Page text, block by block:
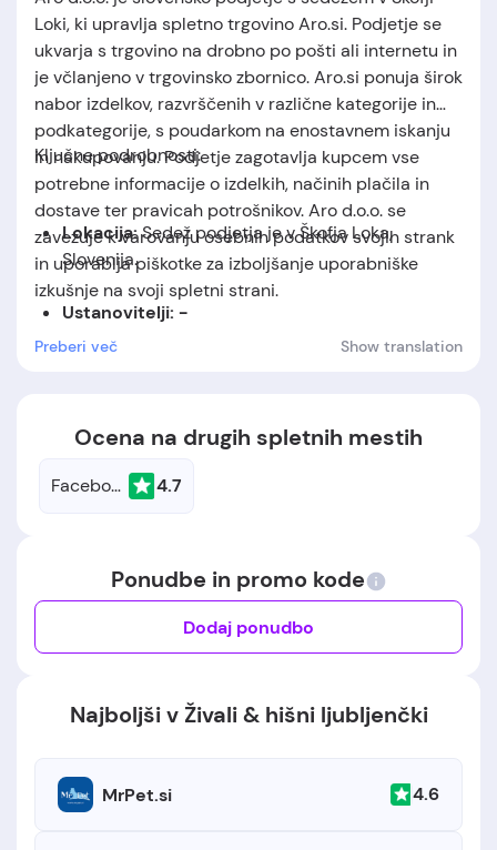
Loki, ki upravlja spletno trgovino Aro.si. Podjetje se
ukvarja s trgovino na drobno po pošti ali internetu in
je včlanjeno v trgovinsko zbornico. Aro.si ponuja širok
nabor izdelkov, razvrščenih v različne kategorije in
podkategorije, s poudarkom na enostavnem iskanju
in nakupovanju. Podjetje zagotavlja kupcem vse
potrebne informacije o izdelkih, načinih plačila in
dostave ter pravicah potrošnikov. Aro d.o.o. se
zavezuje k varovanju osebnih podatkov svojih strank
in uporablja piškotke za izboljšanje uporabniške
izkušnje na svoji spletni strani.
Ključne podrobnosti:
Lokacija:Sedež podjetja je v Škofja Loka,
Slovenija.
Ustanovitelji: -
Preberi več Show translation
Ocena na drugih spletnih mestih
Facebook 4.7
Ponudbe in promo kode
Dodaj ponudbo
Najboljši v Živali & hišni ljubljenčki
MrPet.si 4.6